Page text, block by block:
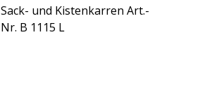
Sack- und Kistenkarren Art.-
Nr. B 1115 L